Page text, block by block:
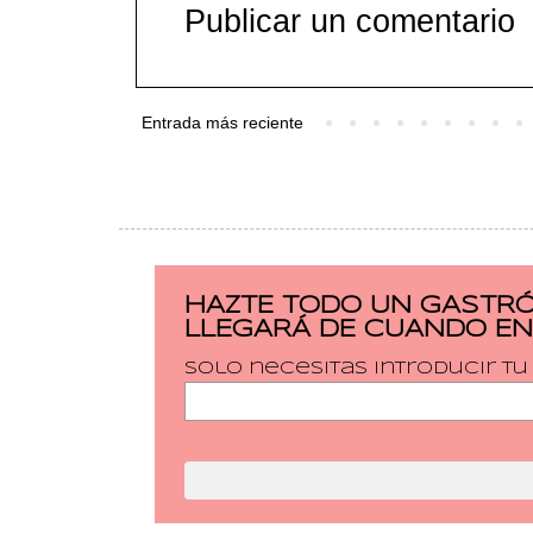
Publicar un comentario
Entrada más reciente
HAZTE TODO UN
LLEGARÁ DE CUANDO
Solo necesitas introducir